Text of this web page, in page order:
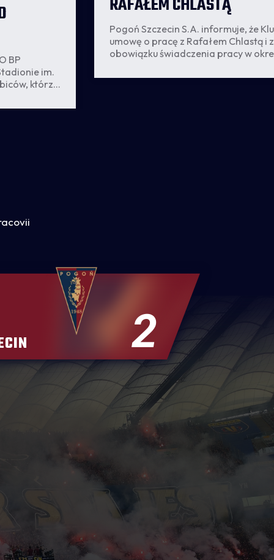
BP
im.
którzy
RAFAŁEM CHLASTĄ
Pogoń Szczecin S.A. informuje, że
umowę o pracę z Rafałem Chlastą i
obowiązku świadczenia pracy w
poproszony przez Klub o rezygnację
2